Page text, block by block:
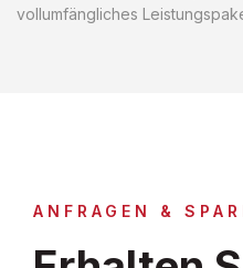
vollumfängliches
ANFRAGEN &